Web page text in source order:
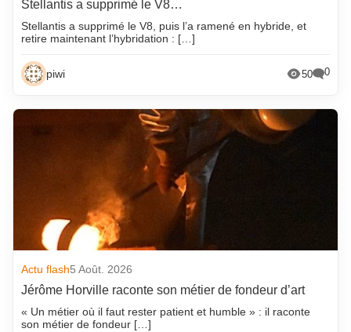
Stellantis a supprimé le V8…
Stellantis a supprimé le V8, puis l’a ramené en hybride, et
retire maintenant l’hybridation : […]
piwi 50 0
Actu flash5 Août. 2026
Jérôme Horville raconte son métier de fondeur d’art
« Un métier où il faut rester patient et humble » : il raconte
son métier de fondeur […]